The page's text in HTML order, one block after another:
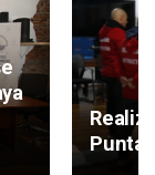
Punta